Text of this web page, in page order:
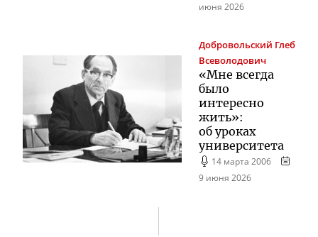
июня 2026
Добровольский Глеб
Всеволодович
«Мне всегда
было
интересно
жить»:
об уроках
университета
14 марта 2006
9 июня 2026